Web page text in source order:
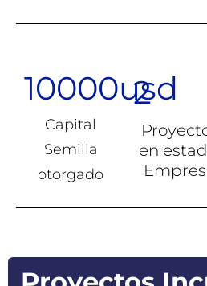
10000usd
Capital
Semilla
otorgado
2
en